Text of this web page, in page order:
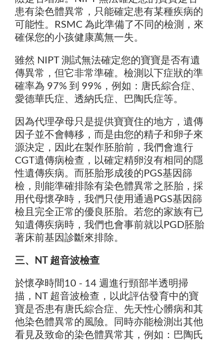
患有染色體異常，只能確定患有某種疾病的
可能性。RSMC 為此準備了不同的檢測，來
確保您的小孩健康萬無一失。
雖然 NIPT 測試無法確定您的寶寶是否有遺
傳異常，但它非常準確。檢測以下症狀的準
確率為 97% 到 99%，例如：唐氏綜合症、
愛德華氏症、透納氏症、巴陶氏症等。
因為代理孕母只是提供寶寶住的地方，遺傳
因子並不會轉移，而是由您的精子和卵子來
源決定，因此在製作胚胎前，我們會進行
CGT遺傳病檢查，以確定精卵沒有相同的隱
性遺傳疾病。而胚胎形成後的PGS基因篩
檢，則能準確排除有染色體異常之胚胎，採
用代母懷孕時，我們只使用通過PGS基因篩
檢且完全正常的優良胚胎。若您的家族有已
知遺傳疾病時，我們也會事前就以PGD胚胎
著床前基因診斷來排除。
三、NT 超音波檢查
於懷孕時間10 - 14 週進行頸部半透明掃
描，NT 超音波檢查，以此評估發育中的寶
寶是否患有唐氏綜合症、先天性心髒病和其
他染色體異常的風險。同時亦能檢測出其他
看見及致命的染色體異常其，例如：巴陶氏